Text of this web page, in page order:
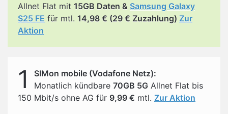
Allnet Flat mit 15GB Daten & Samsung Galaxy
S25 FE für mtl. 14,98 € (29 € Zuzahlung) Zur
Aktion
1
SIMon mobile (Vodafone Netz):
Monatlich kündbare 70GB 5G Allnet Flat bis
150 Mbit/s ohne AG für 9,99 € mtl. Zur Aktion